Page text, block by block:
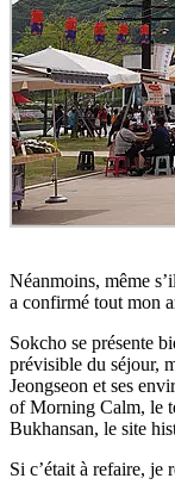
Néanmoins, même
a confirmé tout mon
Sokcho se présente
prévisible du séjour,
Jeongseon et ses
of Morning Calm, le
Bukhansan, le site
Si c’était à refaire, je